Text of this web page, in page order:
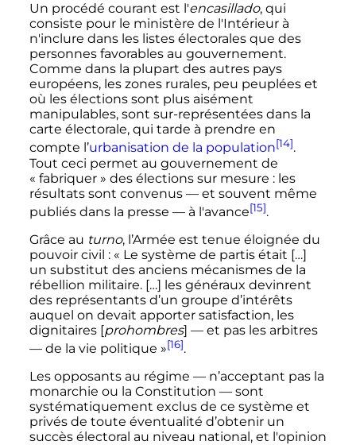
Un procédé courant est l'encasillado, qui
consiste pour le ministère de l'Intérieur à
n'inclure dans les listes électorales que des
personnes favorables au gouvernement.
Comme dans la plupart des autres pays
européens, les zones rurales, peu peuplées et
où les élections sont plus aisément
manipulables, sont sur-représentées dans la
carte électorale, qui tarde à prendre en
compte l’urbanisation de la population[14].
Tout ceci permet au gouvernement de
« fabriquer » des élections sur mesure : les
résultats sont convenus — et souvent même
publiés dans la presse —à l'avance[15].
Grâce au turno, l’Armée est tenue éloignée du
pouvoir civil : « Le système de partis était […]
un substitut des anciens mécanismes de la
rébellion militaire. […] les généraux devinrent
des représentants d’un groupe d’intérêts
auquel on devait apporter satisfaction, les
dignitaires [prohombres] — et pas les arbitres
— de la vie politique »[16].
Les opposants au régime — n’acceptant pas la
monarchie ou la Constitution —sont
systématiquement exclus de ce système et
privés de toute éventualité d’obtenir un
succès électoral au niveau national, et l'opinion